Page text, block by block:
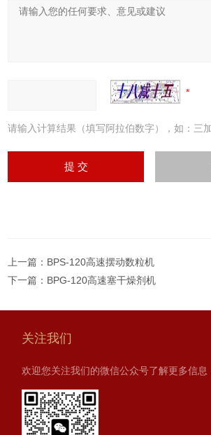
请输入计算结果（填写阿拉伯数字），如：三
上一篇： BPS-120高速摆动数粒机
下一篇： BPG-120高速塞干燥剂机
关注我们
欢迎您关注我们的微信公众号了解更多信息